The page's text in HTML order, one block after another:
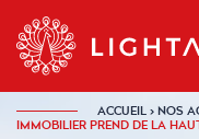
Aller au contenu
ACCUEIL›NOS
IMMOBILIER PREND DE LA